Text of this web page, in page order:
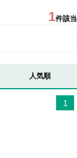
1件該当
人気順
1